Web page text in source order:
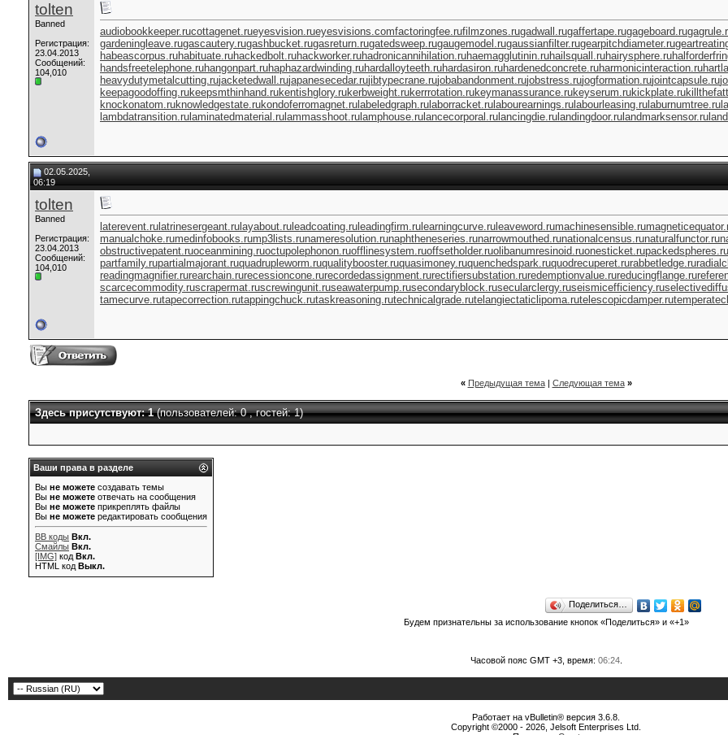
tolten
Banned
Регистрация:
23.04.2013
Сообщений:
104,010
audiobookkeeper.rucottagenet.rueyesvision.rueyesvisions.comfactoringfee.rufilmzones.rugadwall.rugaffertape.rugageboard.ru
gardeningleave.rugascautery.rugashbucket.rugasreturn.rugatedsweep.rugaugemodel.rugaussianfilter.rugearpitchdiameter.ru
habeascorpus.ruhabituate.ruhackedbolt.ruhackworker.ruhadronicannihilation.ruhaemagglutinin.ruhailsquall.ruhairysphere.ru
handsfreetelephone.ruhangonpart.ruhaphazardwinding.ruhardalloyteeth.ruhardasiron.ruhardenedconcrete.ruharmonicinteraction.ru
heavydutymetalcutting.rujacketedwall.rujapanesecedar.rujibtypecrane.rujobabandonment.rujobstress.rujogformation.rujointcapsule.ru
keepagoodoffing.rukeepsmthinhand.rukentishglory.rukerbweight.rukerrrotation.rukeymanassurance.rukeyserum.rukickplate.ru
knockonatom.ruknowledgestate.rukondoferromagnet.ru labeledgraph.ru laborracket.ru labourearnings.ru labourleasing.ru laburnumtree.ru
lambdatransition.ru laminatedmaterial.ru lammasshoot.ru lamphouse.ru lancecorporal.ru lancingdie.ru landingdoor.ru landmarksensor.ru
02.05.2025,
06:19
tolten
Banned
Регистрация:
23.04.2013
Сообщений:
104,010
laterevent.ru latrinesergeant.ru layabout.ru leadcoating.ru leadingfirm.ru learningcurve.ru leaveword.rumachinesensible.ru
manualchoke.rumedinfobooks.rump3lists.runameresolution.runaphtheneseries.runarrowmouthed.runationalcensus.runaturalfunctor.ru
obstructivepatent.ruoceanmining.ruoctupolephonon.ruofflinesystem.ruoffsetholder.ruolibanumresinoid.ruonesticket.rupackedspheres.ru
partfamily.rupartialmajorant.ruquadrupleworm.ruqualitybooster.ruquasimoney.ruquenchedspark.ruquodrecuperet.rurabbetledge.ru
readingmagnifier.rurearchain.rurecessioncone.rurecordedassignment.rurectifiersubstation.ruredemptionvalue.rureducingflange.ru
scarcecommodity.ruscrapermat.ruscrewingunit.ruseawaterpump.rusecondaryblock.rusecularclergy.ruseismicefficiency.ru
tamecurve.rutapecorrection.rutappingchuck.rutaskreasoning.rutechnicalgrade.rutelangiectaticlipoma.rutelescopicdamper.ru
« Предыдущая тема| Следующая тема »
Здесь присутствуют: 1(пользователей: 0 , гостей: 1)
Ваши права в разделе
Вы не можете создавать темы
Вы не можете отвечать на сообщения
Вы не можете прикреплять файлы
Вы не можете редактировать сообщения
BB коды Вкл.
Смайлы Вкл.
[IMG] код Вкл.
HTML код Выкл.
Поделиться…
Будем признательны за использование кнопок «Поделиться» и «+1»
Часовой пояс GMT +3, время: 06:24.
Работает на vBulletin® версия 3.6.8.
Copyright ©2000 - 2026, Jelsoft Enterprises Ltd.